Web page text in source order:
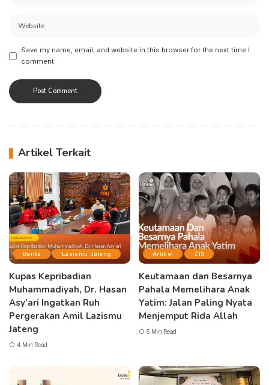
Save my name, email, and website in this browser for the next time I
comment.
Artikel Terkait
Berita Lazismu Jateng
Kupas Kepribadian
Muhammadiyah, Dr. Hasan
Asy’ari Ingatkan Ruh
Pergerakan Amil Lazismu
Jateng
4 Min Read
Artikel ZIS
Keutamaan dan Besarnya
Pahala Memelihara Anak
Yatim: Jalan Paling Nyata
Menjemput Rida Allah
5 Min Read